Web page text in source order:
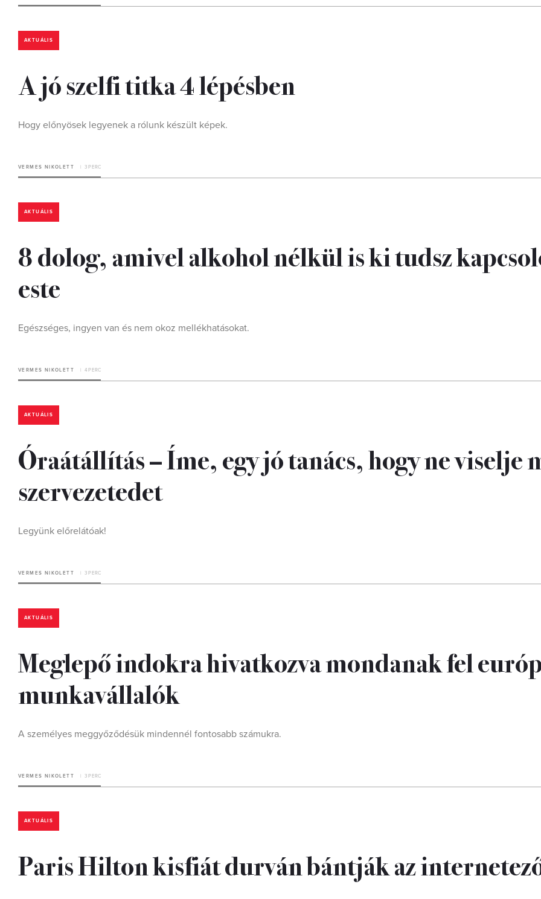
AKTUÁLIS
A jó szelfi titka 4 lépésben
Hogy előnyösek legyenek a rólunk készült képek.
VERMES NIKOLETT 3 PERC
AKTUÁLIS
8 dolog, amivel alkohol nélkül is ki tudsz
este
Egészséges, ingyen van és nem okoz mellékhatásokat.
VERMES NIKOLETT 4 PERC
AKTUÁLIS
Óraátállítás – Íme, egy jó tanács, hogy ne viselje
szervezetedet
Legyünk előrelátóak!
VERMES NIKOLETT 3 PERC
AKTUÁLIS
Meglepő indokra hivatkozva mondanak fel
munkavállalók
A személyes meggyőződésük mindennél fontosabb számukra.
VERMES NIKOLETT 3 PERC
AKTUÁLIS
Paris Hilton kisfiát durván bántják az